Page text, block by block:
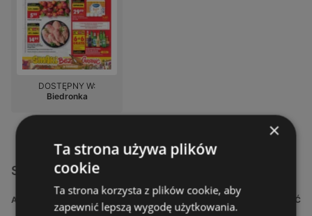
DOSTĘPNY W:
Biedronka
Sklepy Biedronka w pobliżu
ADRES ODLEGŁOŚĆ
×
Ta strona używa plików
cookie
Ta strona korzysta z plików cookie, aby
zapewnić lepszą wygodę użytkowania.